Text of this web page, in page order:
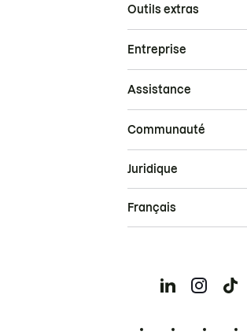
Outils extras
Entreprise
Assistance
Communauté
Juridique
Français